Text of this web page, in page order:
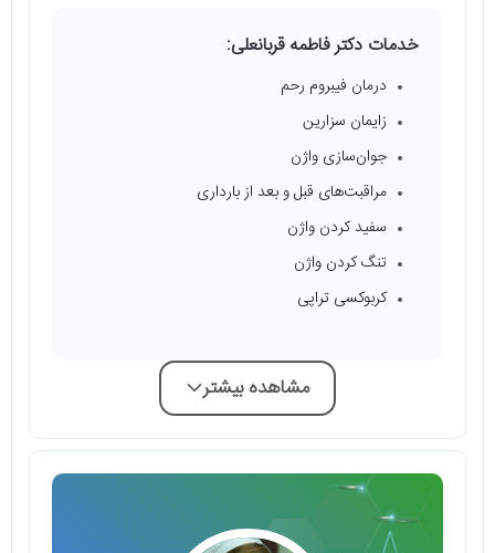
خدمات دکتر فاطمه قربانعلی:
درمان فیبروم رحم
زایمان سزارین
جوان‌سازی واژن
مراقبت‌های قبل و بعد از بارداری
سفید کردن واژن
تنگ کردن واژن
کربوکسی تراپی
مشاهده بیشتر